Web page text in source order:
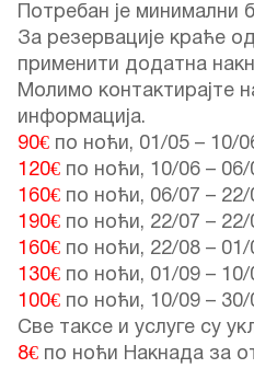
Потребан је минимални
За резервације краће
применити додатна
Молимо контактирајте
информација.
90€ по ноћи, 01/05 – 10/
120€ по ноћи, 10/06 – 06/
160€ по ноћи, 06/07 – 22/
190€ по ноћи, 22/07 – 22/
160€ по ноћи, 22/08 – 01/
130€ по ноћи, 01/09 – 10/
100€ по ноћи, 10/09 – 30/
Све таксе и услуге су
8€ по ноћи Накнада за